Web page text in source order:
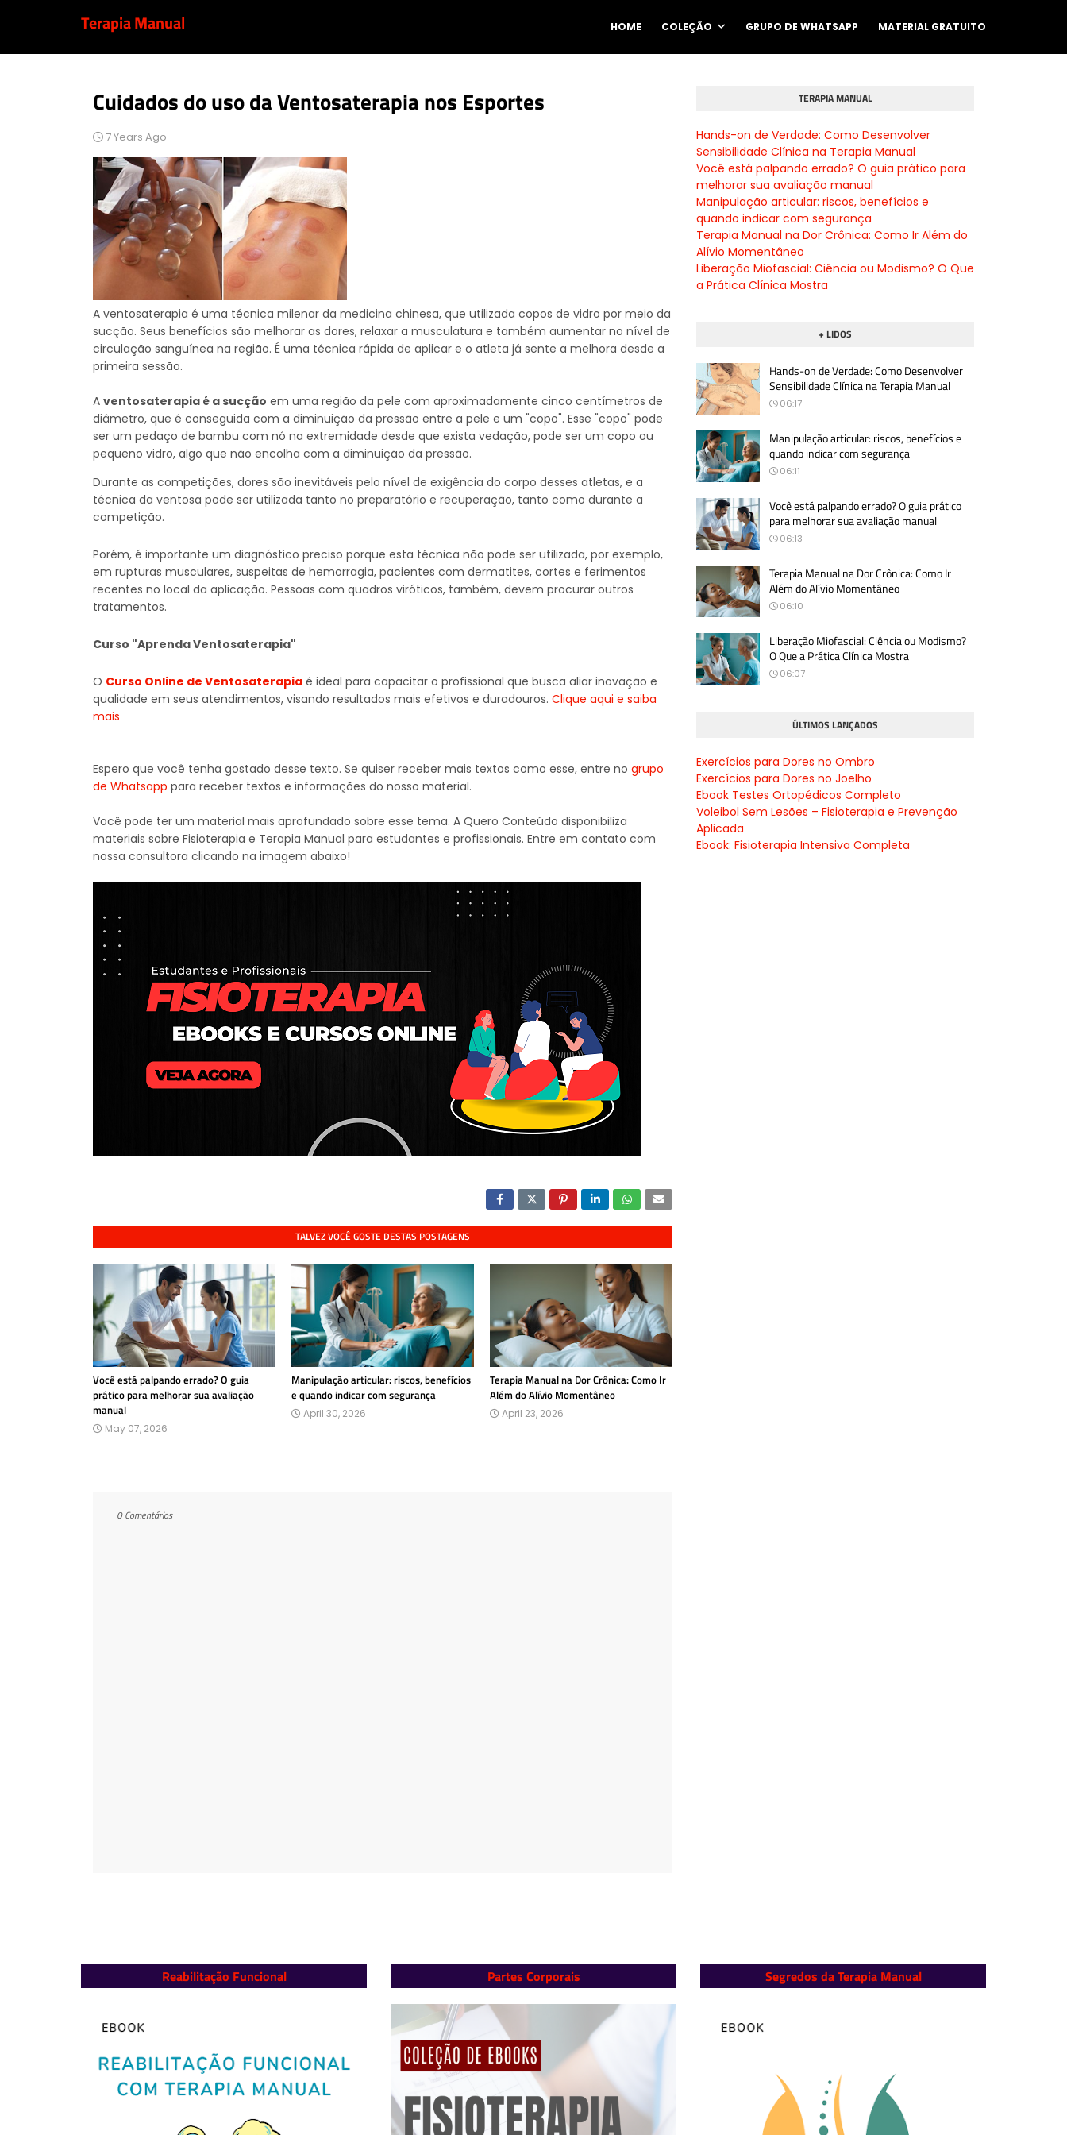
Terapia Manual HOME COLEÇÃO GRUPO DE WHATSAPP MATERIAL GRATUITO
Cuidados do uso da Ventosaterapia nos Esportes
7 Years Ago
A ventosaterapia é uma técnica milenar da medicina chinesa, que utilizada copos de vidro por meio da
sucção. Seus benefícios são melhorar as dores, relaxar a musculatura e também aumentar no nível de
circulação sanguínea na região. É uma técnica rápida de aplicar e o atleta já sente a melhora desde a
primeira sessão.
A ventosaterapia é a sucção em uma região da pele com aproximadamente cinco centímetros de
diâmetro, que é conseguida com a diminuição da pressão entre a pele e um "copo". Esse "copo" pode
ser um pedaço de bambu com nó na extremidade desde que exista vedação, pode ser um copo ou
pequeno vidro, algo que não encolha com a diminuição da pressão.
Durante as competições, dores são inevitáveis pelo nível de exigência do corpo desses atletas, e a
técnica da ventosa pode ser utilizada tanto no preparatório e recuperação, tanto como durante a
competição.
Porém, é importante um diagnóstico preciso porque esta técnica não pode ser utilizada, por exemplo,
em rupturas musculares, suspeitas de hemorragia, pacientes com dermatites, cortes e ferimentos
recentes no local da aplicação. Pessoas com quadros viróticos, também, devem procurar outros
tratamentos.
Curso "Aprenda Ventosaterapia"
O Curso Online de Ventosaterapia é ideal para capacitar o profissional que busca aliar inovação e
qualidade em seus atendimentos, visando resultados mais efetivos e duradouros. Clique aqui e saiba
mais
Espero que você tenha gostado desse texto. Se quiser receber mais textos como esse, entre no grupo
de Whatsapp para receber textos e informações do nosso material.
Você pode ter um material mais aprofundado sobre esse tema. A Quero Conteúdo disponibiliza
materiais sobre Fisioterapia e Terapia Manual para estudantes e profissionais. Entre em contato com
nossa consultora clicando na imagem abaixo!
TALVEZ VOCÊ GOSTE DESTAS POSTAGENS
Você está palpando errado? O guia
prático para melhorar sua avaliação
manual
May 07, 2026
Manipulação articular: riscos, benefícios
e quando indicar com segurança
April 30, 2026
Terapia Manual na Dor Crônica: Como Ir
Além do Alívio Momentâneo
April 23, 2026
0 Comentários
TERAPIA MANUAL
Hands-on de Verdade: Como Desenvolver
Sensibilidade Clínica na Terapia Manual
Você está palpando errado? O guia prático para
melhorar sua avaliação manual
Manipulação articular: riscos, benefícios e
quando indicar com segurança
Terapia Manual na Dor Crônica: Como Ir Além do
Alívio Momentâneo
Liberação Miofascial: Ciência ou Modismo? O Que
a Prática Clínica Mostra
+ LIDOS
Hands-on de Verdade: Como Desenvolver
Sensibilidade Clínica na Terapia Manual
06:17
Manipulação articular: riscos, benefícios e
quando indicar com segurança
06:11
Você está palpando errado? O guia prático
para melhorar sua avaliação manual
06:13
Terapia Manual na Dor Crônica: Como Ir
Além do Alívio Momentâneo
06:10
Liberação Miofascial: Ciência ou Modismo?
O Que a Prática Clínica Mostra
06:07
ÚLTIMOS LANÇADOS
Exercícios para Dores no Ombro
Exercícios para Dores no Joelho
Ebook Testes Ortopédicos Completo
Voleibol Sem Lesões – Fisioterapia e Prevenção
Aplicada
Ebook: Fisioterapia Intensiva Completa
Reabilitação Funcional Partes Corporais Segredos da Terapia Manual